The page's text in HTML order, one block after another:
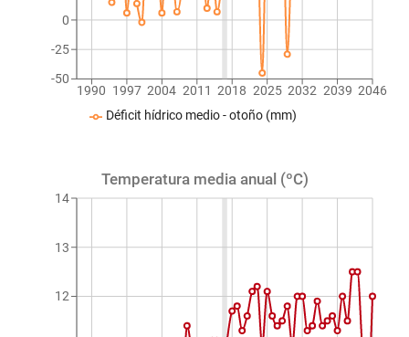
1990 1997 2004 2011 2018 2025 2032 2039 2046
-50
-25
0
Déficit hídrico medio - otoño (mm)
Temperatura media anual (ºC)
12
13
14